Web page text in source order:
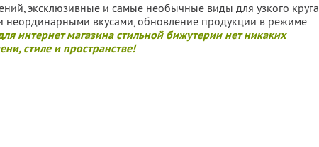
эксклюзивные и самые необычные виды для узкого круга
неординарными вкусами, обновление продукции в режиме
интернет магазина стильной бижутерии нет никаких
стиле и пространстве!